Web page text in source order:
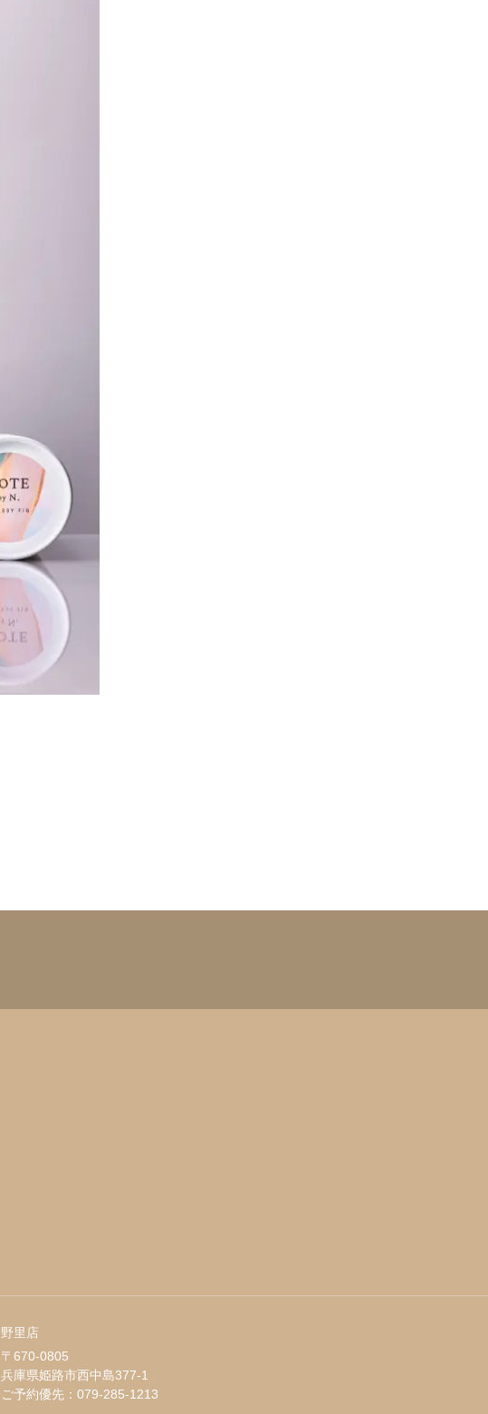
野里店
〒670-0805
兵庫県姫路市西中島377-1
ご予約優先： 079-285-1213